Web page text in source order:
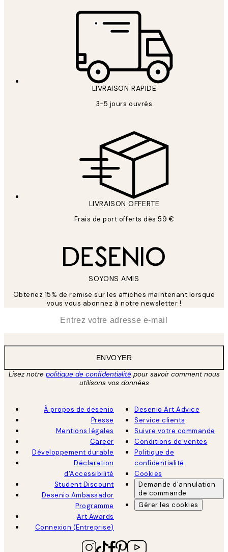
LIVRAISON RAPIDE
3-5 jours ouvrés
LIVRAISON OFFERTE
Frais de port offerts dès 59 €
SOYONS AMIS
Obtenez 15% de remise sur les affiches maintenant lorsque
vous vous abonnez à notre newsletter !
ENVOYER
Lisez notre politique de confidentialitépour savoir comment nous
utilisons vos données
À propos de desenio
Presse
Mentions légales
Career
Développement durable
Déclaration
d'Accessibilité
Student Discount
Desenio Ambassador
Programme
Art Awards
Connexion (Entreprise)
Desenio Art Advice
Service clients
Suivre votre commande
Conditions de ventes
Politique de
confidentialité
Cookies
Demande d'annulation
de commande
Gérer les cookies